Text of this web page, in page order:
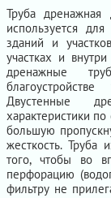
Труба
используется
зданий и
участках и
дренажные
Двустенные
характеристики
большую
жесткость. Труба
того, чтобы во
перфорацию
фильтру не